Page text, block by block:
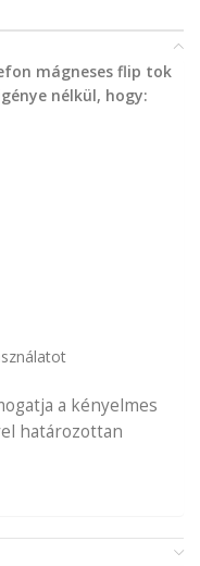
mágneses flip tok
nélkül, hogy:
a kényelmes
határozottan